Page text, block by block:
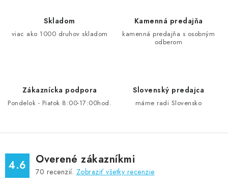
r
y
v
ý
p
Skladom
viac ako 1000 druhov skladom
Kamenná predajňa
kamenná predajňa s osobným
odberom
Zákaznícka podpora
Pondelok - Piatok 8:00-17:00hod.
Slovenský predajca
máme radi Slovensko
4.6 Overené zákazníkmi
70 recenzií. Zobraziť všetky recenzie